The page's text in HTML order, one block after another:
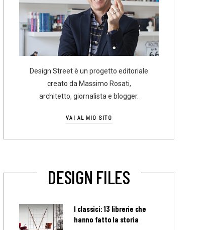
Design Street è un progetto editoriale
creato da Massimo Rosati,
architetto, giornalista e blogger.
VAI AL MIO SITO
DESIGN FILES
I classici: 13 librerie che
hanno fatto la storia